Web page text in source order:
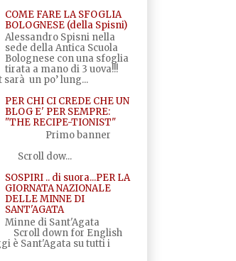
COME FARE LA SFOGLIA
BOLOGNESE (della Spisni)
Alessandro Spisni nella
sede della Antica Scuola
Bolognese con una sfoglia
tirata a mano di 3 uova!!!
sarà un po’ lung...
PER CHI CI CREDE CHE UN
BLOG E' PER SEMPRE:
"THE RECIPE-TIONIST"
Primo banner
Scroll dow...
SOSPIRI .. di suora...PER LA
GIORNATA NAZIONALE
DELLE MINNE DI
SANT'AGATA
Minne di Sant'Agata
Scroll down for English
è Sant'Agata su tutti i